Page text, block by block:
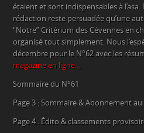
étaient et sont indispensables à
rédaction reste persuadée qu’une
“Notre” Critérium des Cévennes en
organisé tout simplement. Nous
décembre pour le N°62 avec les
magazine en ligne…
Sommaire du N°61
Page 3 : Sommaire & Abonnement
Page 4 : Édito & classements